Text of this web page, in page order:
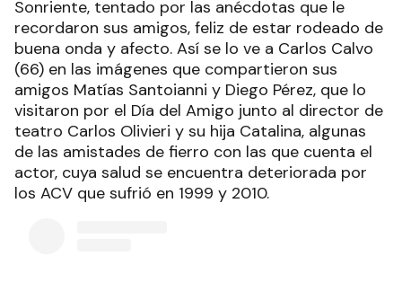
Sonriente, tentado por las anécdotas que le
recordaron sus amigos, feliz de estar rodeado de
buena onda y afecto. Así se lo ve a Carlos Calvo
(66) en las imágenes que compartieron sus
amigos Matías Santoianni y Diego Pérez, que lo
visitaron por el Día del Amigo junto al director de
teatro Carlos Olivieri y su hija Catalina, algunas
de las amistades de fierro con las que cuenta el
actor, cuya salud se encuentra deteriorada por
los ACV que sufrió en 1999 y 2010.